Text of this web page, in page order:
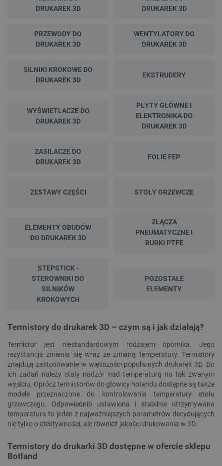
DRUKAREK 3D
DRUKAREK 3D
PRZEWODY DO
DRUKAREK 3D
WENTYLATORY DO
DRUKAREK 3D
SILNIKI KROKOWE DO
DRUKAREK 3D
EKSTRUDERY
WYŚWIETLACZE DO
DRUKAREK 3D
PŁYTY GŁÓWNE I
ELEKTRONIKA DO
DRUKAREK 3D
ZASILACZE DO
DRUKAREK 3D
FOLIE FEP
ZESTAWY CZĘŚCI STOŁY GRZEWCZE
ELEMENTY OBUDÓW
DO DRUKAREK 3D
ZŁĄCZA
PNEUMATYCZNE I
RURKI PTFE
STEPSTICK -
STEROWNIKI DO
SILNIKÓW
KROKOWYCH
POZOSTAŁE
ELEMENTY
Termistory do drukarek 3D – czym są i jak działają?
Termistor jest niestandardowym rodzajem opornika. Jego
rezystancja zmienia się wraz ze zmianą temperatury. Termistory
znajdują zastosowanie w większości popularnych drukarek 3D. Do
ich zadań należy stały nadzór nad temperaturą na tak zwanym
wyjściu. Oprócz termistorów do głowicy hotendu dostępne są także
modele przeznaczone do kontrolowania temperatury stołu
grzewczego. Odpowiednio ustawiona i stabilnie utrzymywana
temperatura to jeden z najważniejszych parametrów decydujących
nie tylko o efektywności, ale również jakości drukowania w 3D.
Termistory do drukarki 3D dostępne w ofercie sklepu
Botland